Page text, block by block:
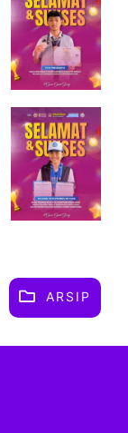
ARSIP